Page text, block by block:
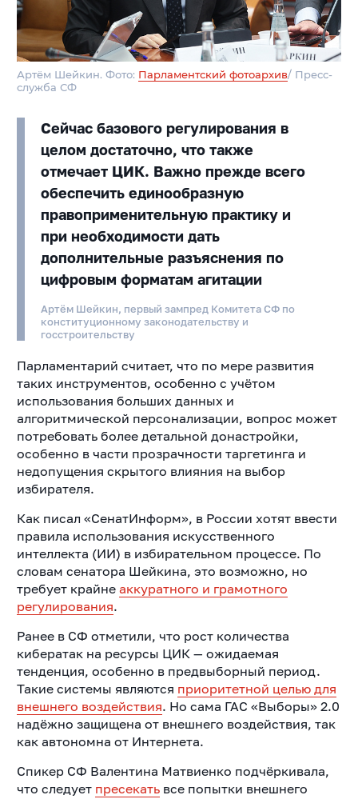
Артём Шейкин. Фото: Парламентский фотоархив/ Пресс-
служба СФ
Сейчас базового регулирования в
целом достаточно, что также
отмечает ЦИК. Важно прежде всего
обеспечить единообразную
правоприменительную практику и
при необходимости дать
дополнительные разъяснения по
цифровым форматам агитации
Артём Шейкин, первый зампред Комитета СФ по
конституционному законодательству и
госстроительству
Парламентарий считает, что по мере развития
таких инструментов, особенно с учётом
использования больших данных и
алгоритмической персонализации, вопрос может
потребовать более детальной донастройки,
особенно в части прозрачности таргетинга и
недопущения скрытого влияния на выбор
избирателя.
Как писал «СенатИнформ», в России хотят ввести
правила использования искусственного
интеллекта (ИИ) в избирательном процессе. По
словам сенатора Шейкина, это возможно, но
требует крайне аккуратного и грамотного
регулирования.
Ранее в СФ отметили, что рост количества
кибератак на ресурсы ЦИК — ожидаемая
тенденция, особенно в предвыборный период.
Такие системы являются приоритетной целью для
внешнего воздействия. Но сама ГАС «Выборы» 2.0
надёжно защищена от внешнего воздействия, так
как автономна от Интернета.
Спикер СФ Валентина Матвиенко подчёркивала,
что следует пресекатьвсе попытки внешнего